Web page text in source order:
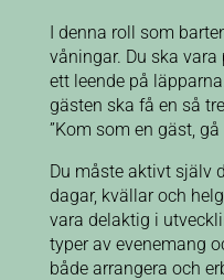
I denna roll som
våningar. Du ska
ett leende på
gästen ska få en så
”Kom som en gäst, gå
Du måste aktivt själv
dagar, kvällar och
vara delaktig i
typer av evenemang
både arrangera och